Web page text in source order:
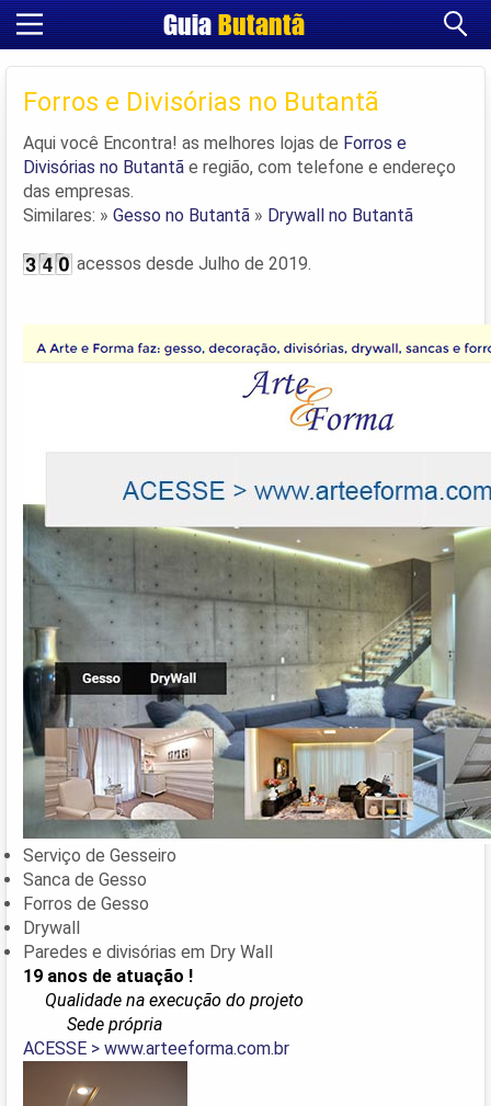
GuiaButantã
Cadastrar empresa
Criar conta
Forros e Divisórias no Butantã
Aqui você Encontra! as melhores lojas de Forros e
Divisórias no Butantã e região, com telefone e endereço
das empresas.
Similares: » Gesso no Butantã » Drywall no Butantã
acessos desde Julho de 2019.
Serviço de Gesseiro
Sanca de Gesso
Forros de Gesso
Drywall
Paredes e divisórias em Dry Wall
19 anos de atuação !
Qualidade na execução do projeto
Sede própria
ACESSE > www.arteeforma.com.br